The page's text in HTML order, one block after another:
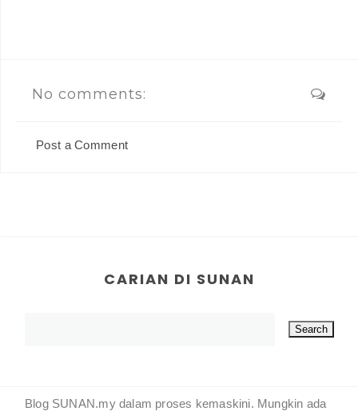
No comments:
Post a Comment
CARIAN DI SUNAN
Blog SUNAN.my dalam proses kemaskini. Mungkin ada